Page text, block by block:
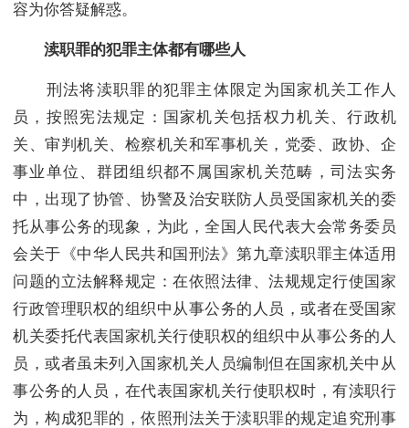
容为你答疑解惑。
渎职罪的犯罪主体都有哪些人
刑法将渎职罪的犯罪主体限定为国家机关工作人
员，按照宪法规定：国家机关包括权力机关、行政机
关、审判机关、检察机关和军事机关，党委、政协、企
事业单位、群团组织都不属国家机关范畴，司法实务
中，出现了协管、协警及治安联防人员受国家机关的委
托从事公务的现象，为此，全国人民代表大会常务委员
会关于《中华人民共和国刑法》第九章渎职罪主体适用
问题的立法解释规定：在依照法律、法规规定行使国家
行政管理职权的组织中从事公务的人员，或者在受国家
机关委托代表国家机关行使职权的组织中从事公务的人
员，或者虽未列入国家机关人员编制但在国家机关中从
事公务的人员，在代表国家机关行使职权时，有渎职行
为，构成犯罪的，依照刑法关于渎职罪的规定追究刑事